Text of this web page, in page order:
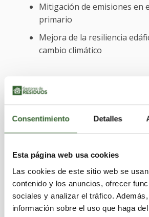
Consentimiento Detalles
Esta página web usa cookies
Las cookies de este sitio web se
contenido y los anuncios, ofrecer
sociales y analizar el tráfico.
información sobre el uso que haga
Mitigación de emisiones en
primario
Mejora de la resiliencia
cambio climático
sitúa en la intersección entre
residuos, agricultura
descarbonización
Marco regulatorio
acceso al mercado
La obtención del marcado CE ha
verificación del cumplimiento de